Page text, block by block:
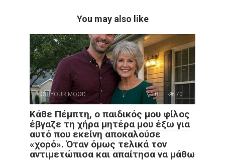
You may also like
FOR YOUR MOOD 0 70
Κάθε Πέμπτη, ο παιδικός μου φίλος
έβγαζε τη χήρα μητέρα μου έξω για
αυτό που εκείνη αποκαλούσε
«χορό». Όταν όμως τελικά τον
αντιμετώπισα και απαίτησα να μάθω